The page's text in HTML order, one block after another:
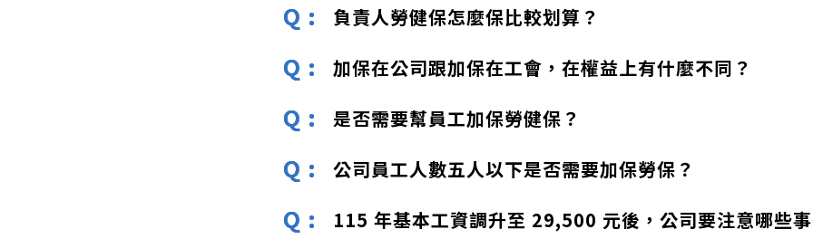
負責人勞健保怎麼保比較划算？
加保在公司跟加保在工會，在權益上有什麼不同？
是否需要幫員工加保勞健保？
公司員工人數五人以下是否需要加保勞保？
115 年基本工資調升至 29,500 元後，公司要注意哪些